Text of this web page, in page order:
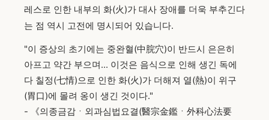
레스로 인한 내부의 화(火)가 대사 장애를 더욱 부추긴다
는 점 역시 고전에 명시되어 있습니다.
"이 증상의 초기에는 중완혈(中脘穴)이 반드시 은은히
아프고 약간 부으며... 이것은 음식으로 인해 생긴 독에
다 칠정(七情)으로 인한 화(火)가 더해져 열(熱)이 위구
(胃口)에 몰려 옹이 생긴 것이다."
- 《의종금감ㆍ외과심법요결(醫宗金鑑ㆍ外科心法要